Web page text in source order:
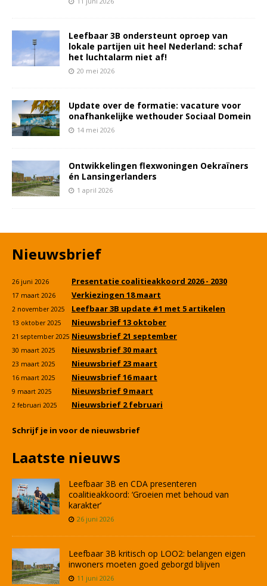
Leefbaar 3B ondersteunt oproep van
lokale partijen uit heel Nederland: schaf
het luchtalarm niet af!
20 mei 2026
Update over de formatie: vacature voor
onafhankelijke wethouder Sociaal Domein
14 mei 2026
Ontwikkelingen flexwoningen Oekraïners
én Lansingerlanders
1 april 2026
Nieuwsbrief
26 juni 2026 Presentatie coalitieakkoord 2026 - 2030
17 maart 2026 Verkiezingen 18 maart
2 november 2025 Leefbaar 3B update #1 met 5 artikelen
13 oktober 2025 Nieuwsbrief 13 oktober
21 september 2025 Nieuwsbrief 21 september
30 maart 2025 Nieuwsbrief 30 maart
23 maart 2025 Nieuwsbrief 23 maart
16 maart 2025 Nieuwsbrief 16 maart
9 maart 2025 Nieuwsbrief 9 maart
2 februari 2025 Nieuwsbrief 2 februari
Schrijf je in voor de nieuwsbrief
Laatste nieuws
Leefbaar 3B en CDA presenteren
coalitieakkoord: ‘Groeien met behoud van
karakter’
26 juni 2026
Leefbaar 3B kritisch op LOO2: belangen eigen
inwoners moeten goed geborgd blijven
11 juni 2026